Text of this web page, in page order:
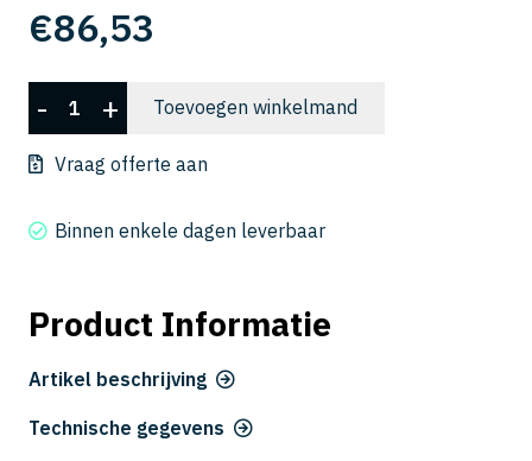
€86,53
3080-
1200
- + Toevoegen winkelmand
Vraag offerte aan
Binnen enkele dagen leverbaar
Product Informatie
Artikel beschrijving
Technische gegevens